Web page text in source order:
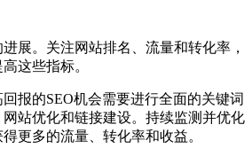
展。关注网站排名、流量和转化率，
这些指标。
报的SEO机会需要进行全面的关键词
站优化和链接建设。持续监测并优化
更多的流量、转化率和收益。